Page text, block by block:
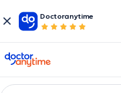
Doctoranytime
doctoranytime